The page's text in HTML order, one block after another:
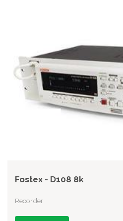
Fostex - D108 8k
Recorder